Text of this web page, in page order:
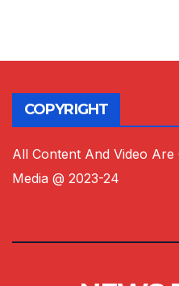
COPYRIGHT
All Content And Video
Media @ 2023-24